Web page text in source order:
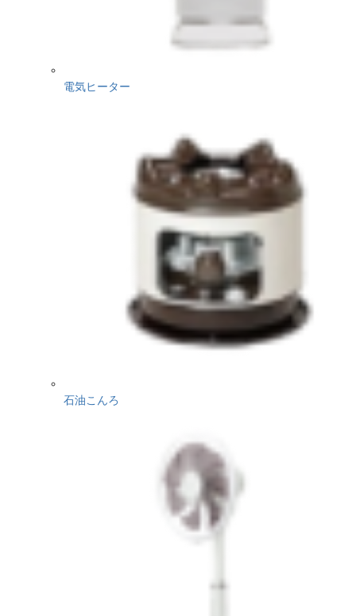
電気ヒーター
石油こんろ